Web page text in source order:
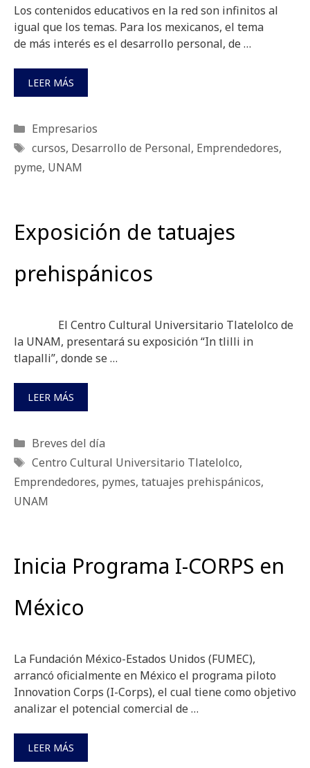
Los contenidos educativos en la red son infinitos al
igual que los temas. Para los mexicanos, el tema
de más interés es el desarrollo personal, de …
LEER MÁS
Categorías
Empresarios
Etiquetas
cursos, Desarrollo de Personal, Emprendedores,
pyme, UNAM
Exposición de tatuajes
prehispánicos
El Centro Cultural Universitario Tlatelolco de
la UNAM, presentará su exposición “In tlilli in
tlapalli”, donde se …
LEER MÁS
Categorías
Breves del día
Etiquetas
Centro Cultural Universitario Tlatelolco,
Emprendedores, pymes, tatuajes prehispánicos,
UNAM
Inicia Programa I-CORPS en
México
La Fundación México-Estados Unidos (FUMEC),
arrancó oficialmente en México el programa piloto
Innovation Corps (I-Corps), el cual tiene como objetivo
analizar el potencial comercial de …
LEER MÁS